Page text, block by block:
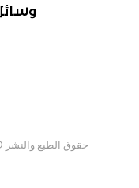
حقوق الطبع والنشر ©2026 مغربي، جميع الحقوق